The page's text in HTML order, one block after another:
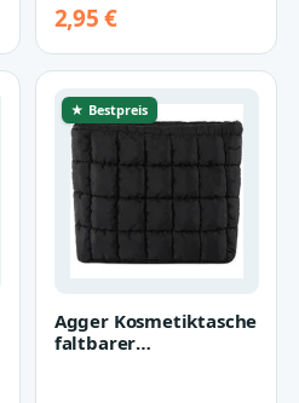
2,95 €
★ Bestpreis
Agger Kosmetiktasche
faltbarer